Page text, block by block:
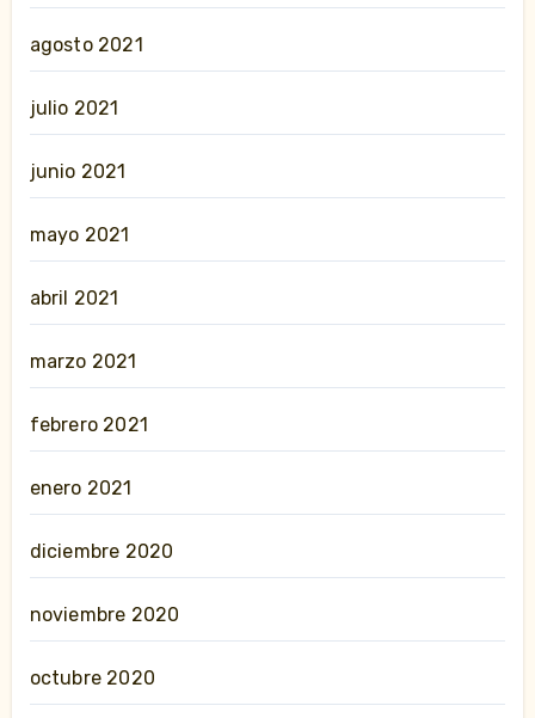
agosto 2021
julio 2021
junio 2021
mayo 2021
abril 2021
marzo 2021
febrero 2021
enero 2021
diciembre 2020
noviembre 2020
octubre 2020